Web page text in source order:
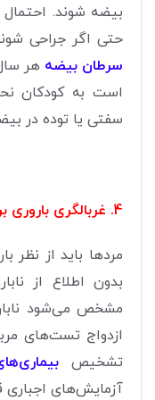
بیضه شوند.
حتی اگر جراحی
سرطان بیضه هر
است به کودکان
سفتی یا توده در
4. غربالگری باروری برای مردان لازم است
مردها باید از نظر
بدون اطلاع از
مشخص می‌شود
ازدواج تست‌های
تشخیص
آزمایش‌های اجباری